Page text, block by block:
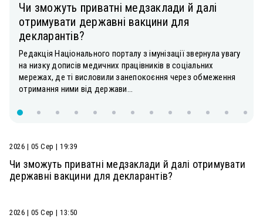
Чи зможуть приватні медзаклади й далі
отримувати державні вакцини для
декларантів?
Редакція Національного порталу з імунізації звернула увагу
на низку дописів медичних працівників в соціальних
мережах, де ті висловили занепокоєння через обмеження
отримання ними від держави...
2026 | 05 Сер | 19:39
Чи зможуть приватні медзаклади й далі отримувати
державні вакцини для декларантів?
2026 | 05 Сер | 13:50